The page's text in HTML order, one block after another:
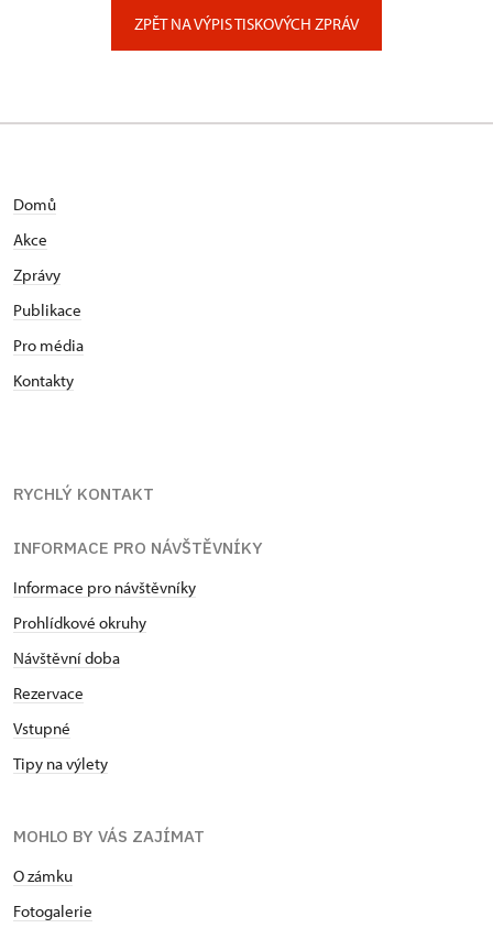
ZPĚT NA VÝPIS TISKOVÝCH ZPRÁV
Domů
Akce
Zprávy
Publikace
Pro média
Kontakty
RYCHLÝ KONTAKT
INFORMACE PRO NÁVŠTĚVNÍKY
Informace pro návštěvníky
Prohlídkové okruhy
Návštěvní doba
Rezervace
Vstupné
Tipy na výlety
MOHLO BY VÁS ZAJÍMAT
O zámku
Fotogalerie